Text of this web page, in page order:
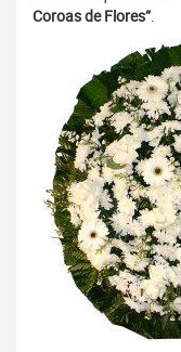
Coroas de Flores”.